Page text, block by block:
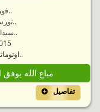
فورد..
تورس..
سيدان..
اوتوماتك..
مباع الله يوفق
تفاصيل